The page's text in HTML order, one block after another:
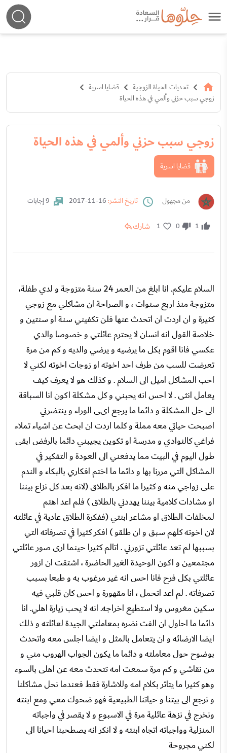
تحديات الحياة الزوجية
قضايا اسرية
زوجي سبب حزني وألمي في هذه الحياة
زوجي سبب حزني وألمي في هذه الحياة
قضايا اسرية
من مجهول تاريخ النشر: 9 إجابات
1
0
1 شارك
السلام عليكم. انا ابلغ من العمر 24 سنة متزوجة و لدي طفلة،
متزوجة منذ اربع سنوات ، و الصراحة ان مشاكلي مع زوجي
كثيرة و ان اردت ان اتحدث عنها فلن تكفيني سنة او سنتين و
خلاصة القول انه انسان لا يحترم عائلتي و خصوصا والدي
عكسي فانا اقوم بكل ما يرضيه و يرضي والديه و كم من مرة
تعرضت للسب من طرف احد اخوته او زوجات اخوته لكني لا
احب المشاكل اميل الى السلام . و كذلك هو لا يعرف كيف
يعامل انثى . لا احس انه يحبني و كل مشكلة اكون انا السباقة
الى حل المشكلة و دائما ما يرجع اىى الوراء و ينتضرني
اصبحت حياتي معه مملة و كلما اردت ان ابحث عن اشياء تملاء
فراغي كالنوادي و مدرسة او تكوين يجيبني دائما بالرفض ابقى
طول اليوم في البيت مما يدفعني الى العودة و التفكير في
المشاكل التي مررنا بها و دائما ما اختم افكاري بالبكاء و الندم
على زواجي منه و كثيرا ما افكر بالطلاق (لانه بعد كل نزاع بيننا
او مشادات كلامية بيننا يهددني بالطلاق ) فلم اعد اهتم
لمخلفات الطلاق او مشاعر ابنتي (ففكرة الطلاق عادية في عائلته
لان اخوته كلهم سبق و ان طلقو ) افكر كثيرا في تصرفاته التي
بسببها لم تعد عائلتي تزورني . اتالم كثيرا حينما ارى صور عائلتي
مجتمعين و اكون الوحيدة الغير الحاضرة ، اشتقت ان ازور
عائلتي بكل فرح فانا احس انه غير مرغوب به و طبعا بسبب
تصرفاته . لم اعد اتحمل ، انا مقهورة و احس كان قلبي فيه
سكين مغروس ولا استطيع اخراجه. انه لا يحب زيارة اهلي. انا
دائما ما احاول ان الفت نضره بمعاملتي الجيدة لعائلته و ذلك
ايضا الارضائه و ان يتعامل بالمثل و ايضا اجلس معه واتحدث
بوضوح حول معاملته و دائما ما يكون الجواب الهروب مني و
من نقاشي و كم مرة سمعت امه تتحدث معه عن اهلى بالسوء
وهو كثيرا ما يتاثر بكلام امه وللاشارة فقط فعندما نحل مشاكلنا
و نرجع الى بيتنا و حياتنا الطبيعية فهو ضحوك معي ومع ابنته
ونخرج في نزهة عائلية مرة في الاسبوع و لا يقصر في واجباته
المنزلية وواجباته اتجاه ابنته و لا انكر انه يصطحبنا احيانا الى
لكني مجروحة